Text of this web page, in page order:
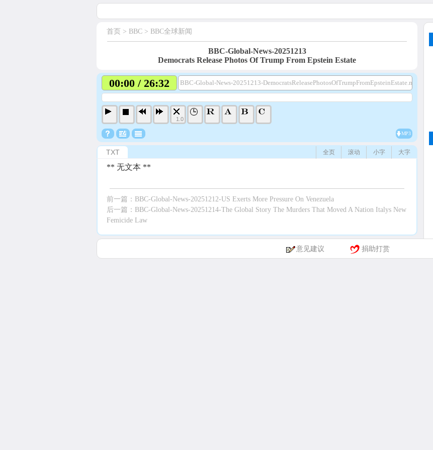
首页 > BBC > BBC全球新闻
BBC-Global-News-20251213
Democrats Release Photos Of Trump From Epstein Estate
00:00 / 26:32 BBC-Global-News-20251213-DemocratsReleasePhotosOfTrumpFromEpsteinEstate.mp3
1.0
MP3
TXT 大字
小字
滚动
全页
** 无文本 **
前一篇： BBC-Global-News-20251212-US Exerts More Pressure On Venezuela
后一篇： BBC-Global-News-20251214-The Global Story The Murders That Moved A Nation Italys New
Femicide Law
意见建议 捐助打赏